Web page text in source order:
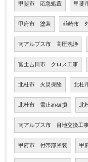
甲斐市 応急処置 甲斐
甲府市 塗装 韮崎市
南アルプス市 高圧洗浄
富士吉田市 クロス工事
北杜市 火災保険 北杜
北杜市 雪止め破損 北
南アルプス市 目地交換工
甲府市 付帯部塗装 甲